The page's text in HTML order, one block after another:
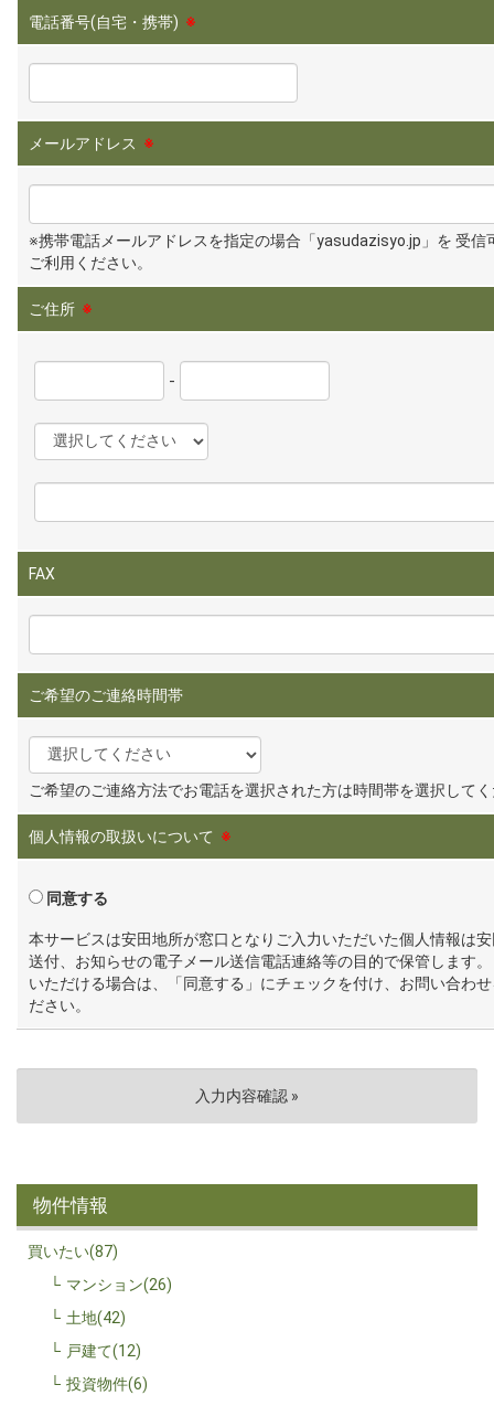
電話番号(自宅・携帯) ※
メールアドレス ※
※携帯電話メールアドレスを指定の場合「yasudazisyo.jp」を 受信
ご利用ください。
ご住所 ※
-
FAX
ご希望のご連絡時間帯
ご希望のご連絡方法でお電話を選択された方は時間帯を選択して
個人情報の取扱いについて ※
同意する
本サービスは安田地所が窓口となりご入力いただいた個人情報は
送付、お知らせの電子メール送信電話連絡等の目的で保管します
いただける場合は、「同意する」にチェックを付け、お問い合わ
ださい。
物件情報
買いたい(87)
マンション(26)
土地(42)
戸建て(12)
投資物件(6)